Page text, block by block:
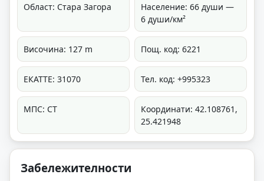
Област: Стара Загора
Население: 66 души —
6 души/км²
Височина: 127 m Пощ. код: 6221
ЕКАТТЕ: 31070 Тел. код: +995323
МПС: СТ
Координати: 42.108761,
25.421948
Забележителности